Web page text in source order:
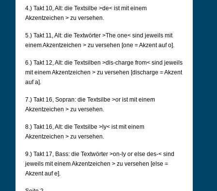
4.) Takt 10, Alt: die Textsilbe >de< ist mit einem
Akzentzeichen > zu versehen.
5.) Takt 11, Alt: die Textwörter >The one< sind jeweils mit
einem Akzentzeichen > zu versehen [one = Akzent auf o].
6.) Takt 12, Alt: die Textsilben >dis-charge from< sind jeweils
mit einem Akzentzeichen > zu versehen [discharge = Akzent
auf a].
7.) Takt 16, Sopran: die Textsilbe >or ist mit einem
Akzentzeichen > zu versehen.
8.) Takt 16, Alt: die Textsilbe >ly< ist mit einem
Akzentzeichen > zu versehen.
9.) Takt 17, Bass: die Textwörter >on-ly or else des-< sind
jeweils mit einem Akzentzeichen > zu versehen [else =
Akzent auf e].